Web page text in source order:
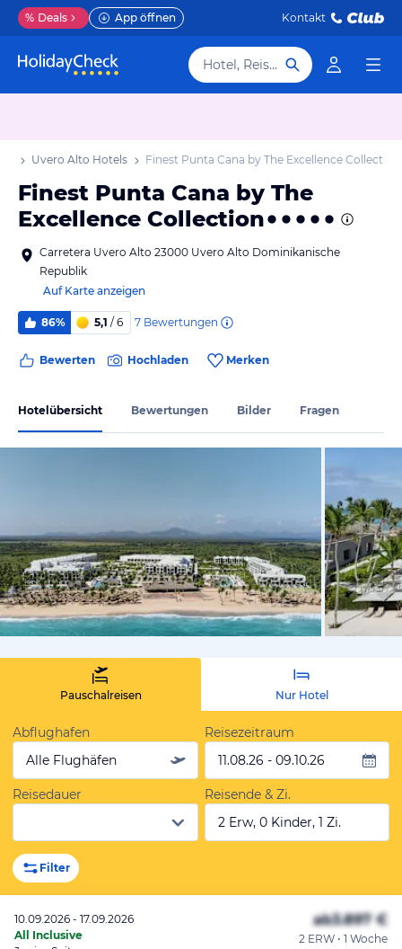
% Deals App öffnen Kontakt
Hotel, Reiseziel
Uvero Alto Hotels Finest Punta Cana by The Excellence Collection
Finest Punta Cana by The
Excellence Collection
Carretera Uvero Alto 23000 Uvero Alto Dominikanische
Republik
Auf Karte anzeigen
86% 5,1 / 6 7 Bewertungen
Bewerten Hochladen Merken
Hotelübersicht Bewertungen Bilder Fragen
von
Pauschalreisen Nur Hotel
Abflughafen
Alle Flughäfen
Reisezeitraum
11.08.26 - 09.10.26
Reisedauer
Reisende & Zi.
2 Erw, 0 Kinder, 1 Zi.
Filter
10.09.2026 - 17.09.2026
All Inclusive
ab3.897 €
2 ERW • 1 Woche